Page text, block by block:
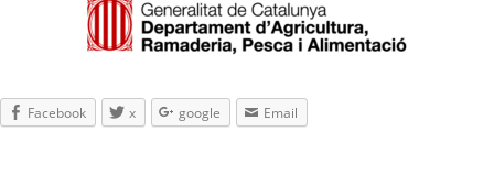
Facebook x google Email